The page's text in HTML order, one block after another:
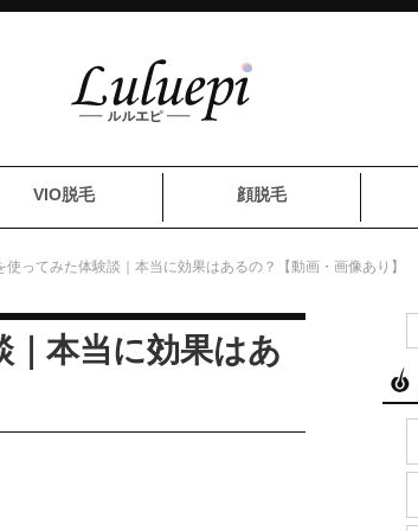
VIO脱毛 顔脱毛
使ってみた体験談｜本当に効果はあるの？【動画・画像あり】
本当に効果はあ